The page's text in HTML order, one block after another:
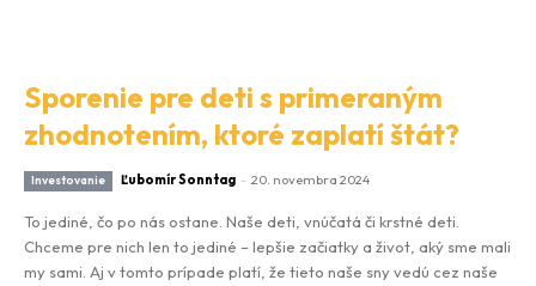
Sporenie pre deti s primeraným
zhodnotením, ktoré zaplatí štát?
Investovanie Ľubomír Sonntag - 20. novembra 2024
To jediné, čo po nás ostane. Naše deti, vnúčatá či krstné deti.
Chceme pre nich len to jediné – lepšie začiatky a život, aký sme mali
my sami. Aj v tomto prípade platí, že tieto naše sny vedú cez naše